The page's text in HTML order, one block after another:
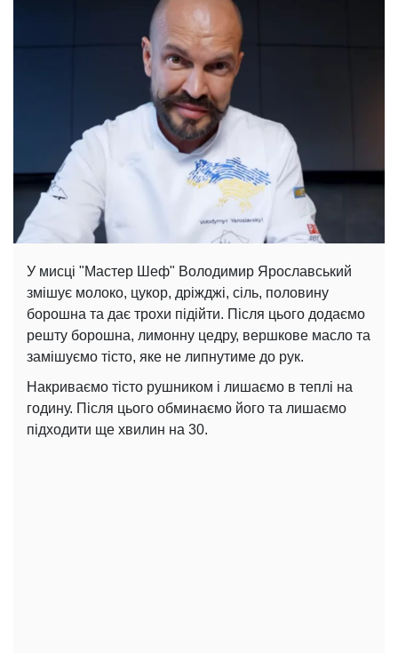
У мисці "Мастер Шеф" Володимир Ярославський
змішує молоко, цукор, дріжджі, сіль, половину
борошна та дає трохи підійти. Після цього додаємо
решту борошна, лимонну цедру, вершкове масло та
замішуємо тісто, яке не липнутиме до рук.
Накриваємо тісто рушником і лишаємо в теплі на
годину. Після цього обминаємо його та лишаємо
підходити ще хвилин на 30.